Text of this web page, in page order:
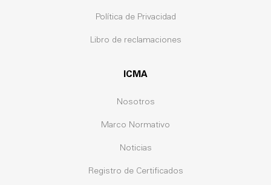
Política de Privacidad
Libro de reclamaciones
ICMA
Nosotros
Marco Normativo
Noticias
Registro de Certificados